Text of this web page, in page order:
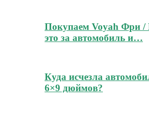
Покупаем Voyah Фри /
это за автомобиль и…
Куда исчезла
6×9 дюймов?